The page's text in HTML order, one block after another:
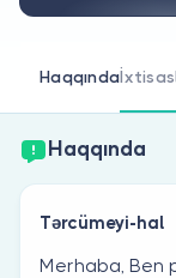
Haqqında
Haqqında
Tərcümeyi-hal
Merhaba, Ben